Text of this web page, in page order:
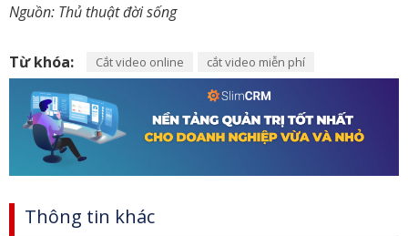
Nguồn: Thủ thuật đời sống
Từ khóa: Cắt video online cắt video miễn phí
Thông tin khác